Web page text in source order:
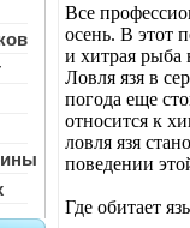
Все
осень. В этот
и хитрая рыба
Ловля язя в
погода еще
относится к
ловля язя
поведении
Где обитает